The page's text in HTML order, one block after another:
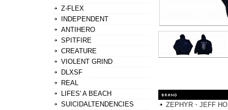
Z-FLEX
INDEPENDENT
ANTIHERO
SPITFIRE
CREATURE
VIOLENT GRIND
DLXSF
REAL
LIFES' A BEACH
SUICIDALTENDENCIES
ZEPHYR・JEFF HO